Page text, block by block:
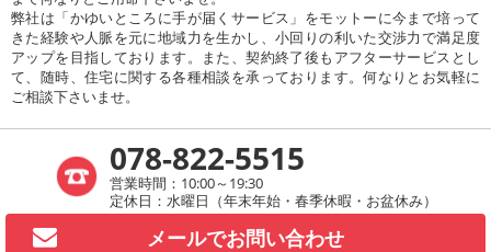
弊社は「かゆいところに手が届くサービス」をモットーに今まで培って
きた経験や人脈を元に地域力を生かし、小回りの利いた交渉力で満足度
アップを目指しております。また、契約終了後もアフターサービスとし
て、随時、住宅に関する各種相談を承っております。何なりとお気軽に
ご相談下さいませ。
078-822-5515
営業時間：10:00～19:30
定休日：水曜日（年末年始・春季休暇・お盆休み）
メールでお問い合わせ